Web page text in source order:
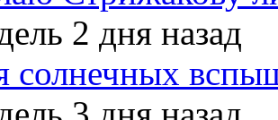
2 дня назад
солнечных